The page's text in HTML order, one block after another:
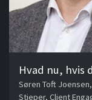
Hvad nu, hvis
Søren Toft
Stieper, Client